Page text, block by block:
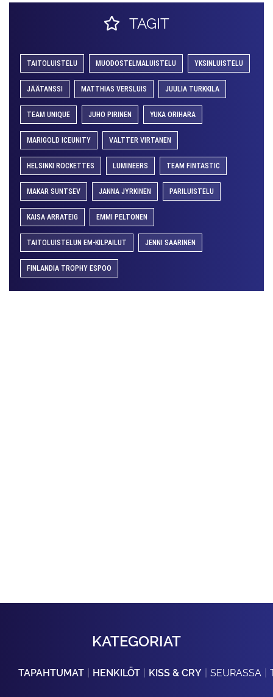
TAGIT
TAITOLUISTELU MUODOSTELMALUISTELU YKSINLUISTELU
JÄÄTANSSI MATTHIAS VERSLUIS JUULIA TURKKILA
TEAM UNIQUE JUHO PIRINEN YUKA ORIHARA
MARIGOLD ICEUNITY VALTTER VIRTANEN
HELSINKI ROCKETTES LUMINEERS TEAM FINTASTIC
MAKAR SUNTSEV JANNA JYRKINEN PARILUISTELU
KAISA ARRATEIG EMMI PELTONEN
TAITOLUISTELUN EM-KILPAILUT JENNI SAARINEN
FINLANDIA TROPHY ESPOO
KATEGORIAT
TAPAHTUMAT HENKILÖT KISS & CRY SEURASSA